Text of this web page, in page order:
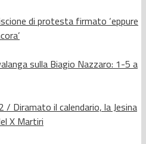
di protesta firmato ‘eppure
sulla Biagio Nazzaro: 1-5 a
/ Diramato il calendario, la Jesina
X Martiri